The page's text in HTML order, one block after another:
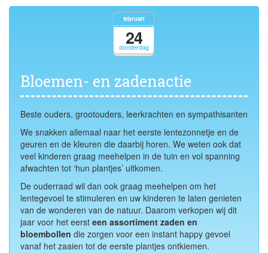
donderdag
februari
24
Bloemen- en zadenactie
Beste ouders, grootouders, leerkrachten en sympathisanten
We snakken allemaal naar het eerste lentezonnetje en de
geuren en de kleuren die daarbij horen. We weten ook dat
veel kinderen graag meehelpen in de tuin en vol spanning
afwachten tot ‘hun plantjes’ uitkomen.
De ouderraad wil dan ook graag meehelpen om het
lentegevoel te stimuleren en uw kinderen te laten genieten
van de wonderen van de natuur. Daarom verkopen wij dit
jaar voor het eerst een assortiment zaden en
bloembollen die zorgen voor een instant happy gevoel
vanaf het zaaien tot de eerste plantjes ontkiemen.